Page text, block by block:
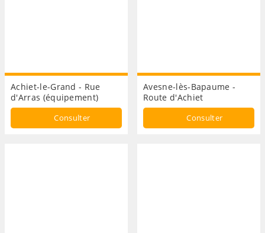
Achiet-le-Grand - Rue
d'Arras (équipement)
Consulter
Avesne-lès-Bapaume -
Route d'Achiet
Consulter